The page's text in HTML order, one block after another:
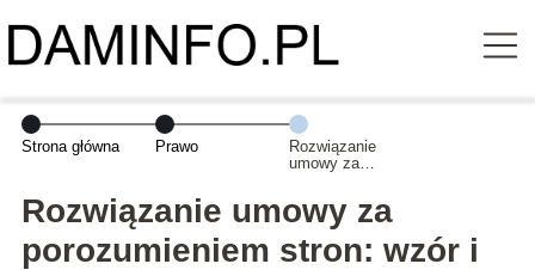
Strona główna Prawo
Rozwiązanie
umowy za
najważniejsze
informacje
Rozwiązanie umowy za
porozumieniem stron: wzór i